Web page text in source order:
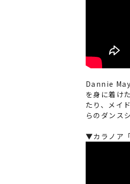
Dannie May
を身に着け
たり、メイ
らのダンス
▼カラノア